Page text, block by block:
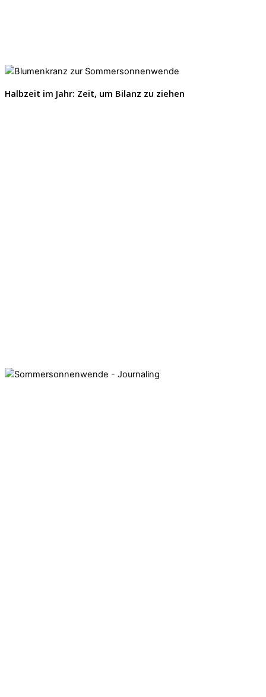
Halbzeit im Jahr: Zeit, um Bilanz zu ziehen